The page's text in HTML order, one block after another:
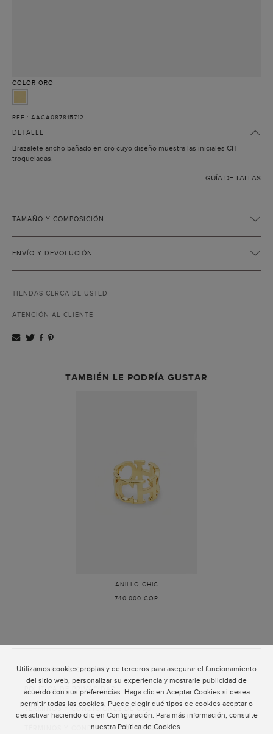
Utilizamos cookies propias y de terceros para asegurar el funcionamiento
del sitio web, personalizar su experiencia y mostrarle publicidad de
acuerdo con sus preferencias. Haga clic en Aceptar Cookies si desea
permitir todas las cookies. Puede elegir qué tipos de cookies aceptar o
desactivar haciendo clic en Configuración. Para más información, consulte
nuestra Política de Cookies.
COLOR ORO
REF.: AACA087815712
DETALLE
Brazalete ancho bañado en oro cuyo diseño muestra las iniciales CH
troqueladas.
GUÍA DE TALLAS
TAMAÑO Y COMPOSICIÓN
ENVÍO Y DEVOLUCIÓN
TIENDAS CERCA DE USTED
ATENCIÓN AL CLIENTE
TAMBIÉN LE PODRÍA GUSTAR
ANILLO CHIC
740.000 COP
ATENCIÓN AL CLIENTE
POLÍTICA DE PRIVACIDAD
TÉRMINOS Y CONDICIONES DE USO
TÉRMINOS Y CONDICIONES DE VENTA